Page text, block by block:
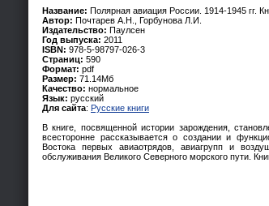
Название: Полярная авиация России. 1914-1945 гг.
Автор: Почтарев А.Н., Горбунова Л.И.
Издательство: Паулсен
Год выпуска: 2011
ISBN: 978-5-98797-026-3
Страниц: 590
Формат: pdf
Размер: 71.14Мб
Качество: нормальное
Язык: русский
Для сайта: Русские книги
В книге, посвященной истории зарождения,
всесторонне рассказывается о создании и
Востока первых авиаотрядов, авиагрупп и
обслуживания Великого Северного морского пути.